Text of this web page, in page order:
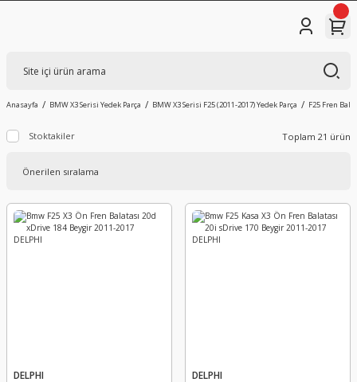
Anasayfa BMW X3 Serisi Yedek Parça BMW X3 Serisi F25 (2011-2017) Yedek Parça F25 Fren
Stoktakiler Toplam 21 ürün
DELPHI DELPHI